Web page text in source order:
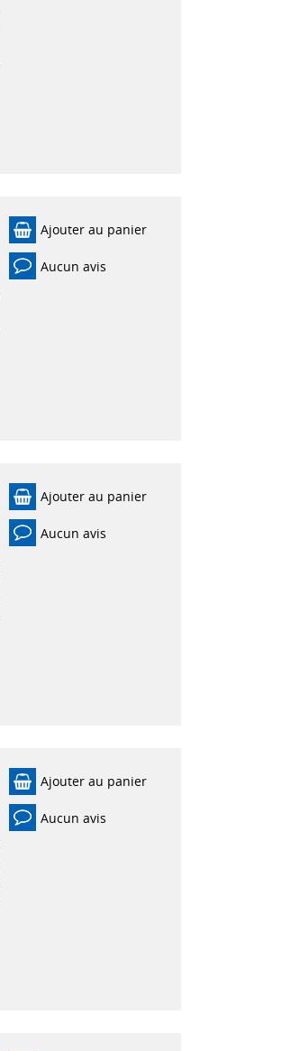
Ajouter au panier
Aucun avis
Ajouter au panier
Aucun avis
Ajouter au panier
Aucun avis